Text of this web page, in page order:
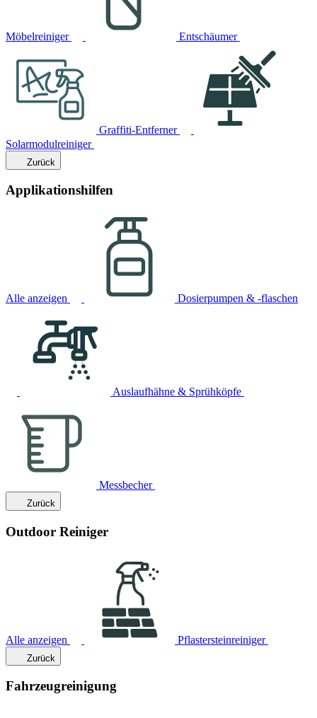
Möbelreiniger Entschäumer
Graffiti-Entferner
Solarmodulreiniger
Zurück
Applikationshilfen
Alle anzeigen Dosierpumpen & -flaschen
Auslaufhähne & Sprühköpfe
Messbecher
Zurück
Outdoor Reiniger
Alle anzeigen Pflastersteinreiniger
Zurück
Fahrzeugreinigung